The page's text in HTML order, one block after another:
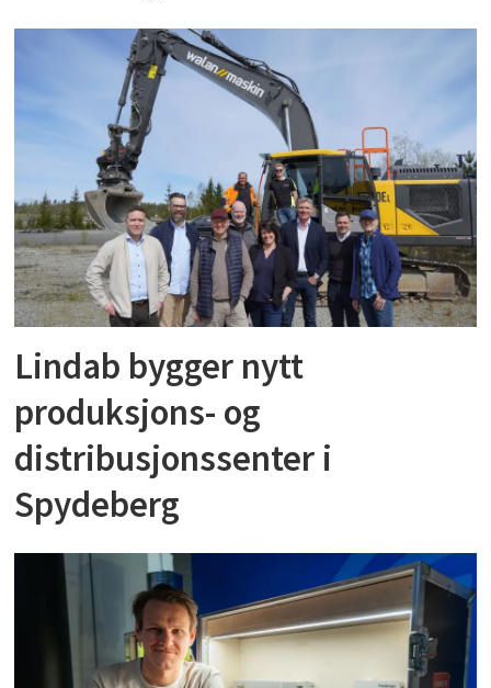
Lindab bygger nytt
produksjons- og
distribusjonssenter i
Spydeberg